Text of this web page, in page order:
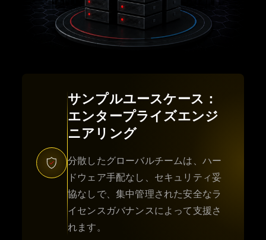
サンプルユースケース：
エンタープライズエンジ
ニアリング
分散したグローバルチームは、ハー
ドウェア手配なし、セキュリティ妥
協なしで、集中管理された安全なラ
イセンスガバナンスによって支援さ
れます。